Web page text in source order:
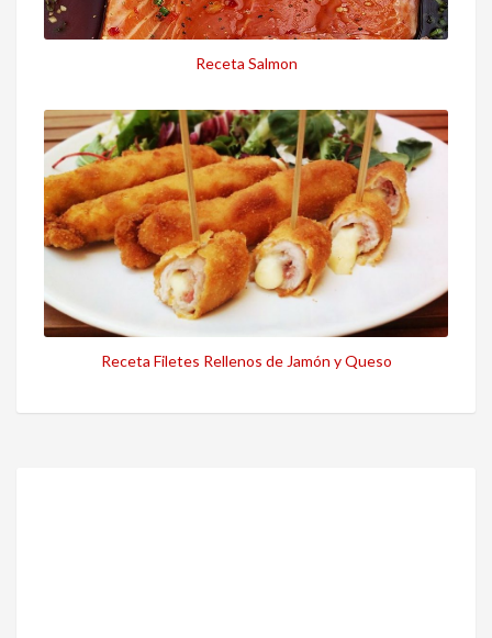
Receta Salmon
Receta Filetes Rellenos de Jamón y Queso